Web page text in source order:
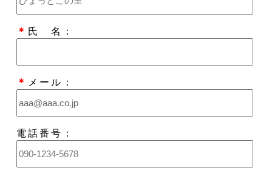
＊ 氏 名：
＊ メール：
電話番号：